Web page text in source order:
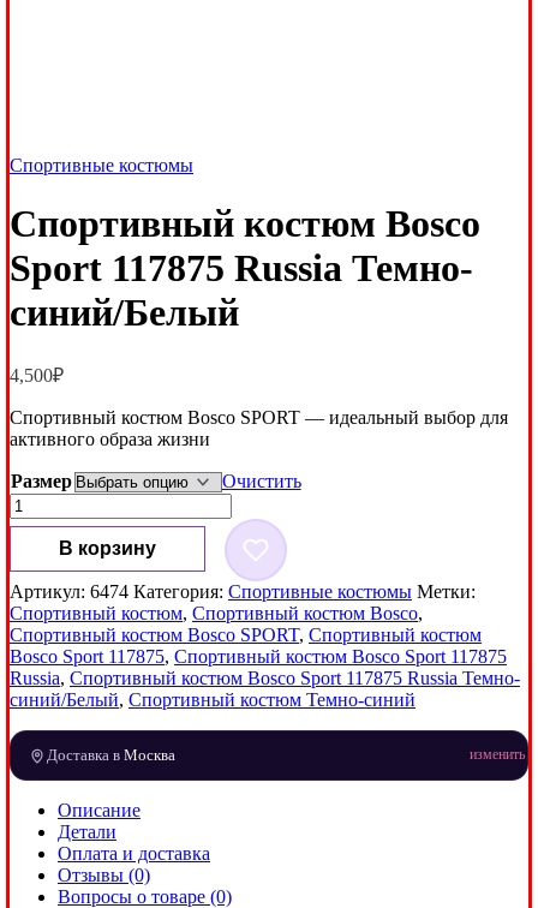
Спортивные костюмы
Спортивный костюм Bosco
Sport 117875 Russia Темно-
синий/Белый
4,500₽
Спортивный костюм Bosco SPORT — идеальный выбор для
активного образа жизни
Размер
Очистить
Количество
товара
Спортивный
костюм
Bosco
Sport
117875
Russia
Темно-
синий/
В корзину
Артикул: 6474 Категория: Спортивные костюмы Метки:
Спортивный костюм, Спортивный костюм Bosco,
Спортивный костюм Bosco SPORT, Спортивный костюм
Bosco Sport 117875, Спортивный костюм Bosco Sport 117875
Russia, Спортивный костюм Bosco Sport 117875 Russia Темно-
синий/Белый, Спортивный костюм Темно-синий
Доставка в Москва изменить
Описание
Детали
Оплата и доставка
Отзывы (0)
Вопросы о товаре (0)